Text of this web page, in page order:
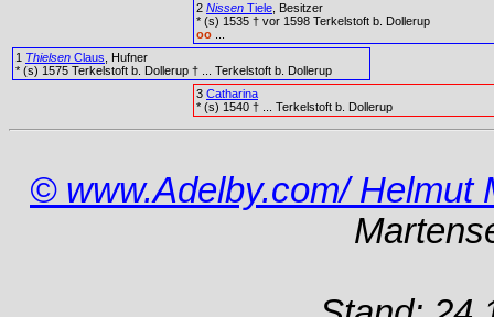
2 Nissen Tiele , Besitzer
* (s) 1535 † vor 1598 Terkelstoft b. Dollerup
oo
1 Thielsen Claus , Hufner
* (s) 1575 Terkelstoft b. Dollerup † ... Terkelstoft b. Dollerup
3 Catharina
* (s) 1540 † ... Terkelstoft b. Dollerup
© www.Adelby.com/ Helmut